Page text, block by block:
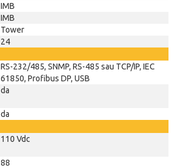
IMB
IMB
Tower
24
RS-232/485, SNMP, RS-485 sau TCP/IP, IEC
61850, Profibus DP, USB
da
da
110 Vdc
88